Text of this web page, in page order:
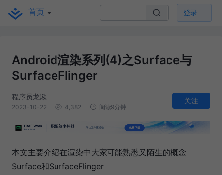
首页 登录
Android渲染系列(4)之Surface与
SurfaceFlinger
程序员龙湫
2023-10-22 4,382 阅读9分钟
关注
本文主要介绍在渲染中大家可能熟悉又陌生的概念
Surface和SurfaceFlinger